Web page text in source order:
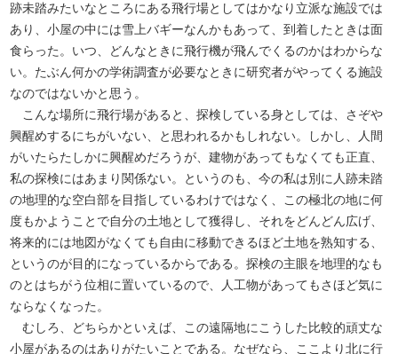
跡未踏みたいなところにある飛行場としてはかなり立派な施設では
あり、小屋の中には雪上バギーなんかもあって、到着したときは面
食らった。いつ、どんなときに飛行機が飛んでくるのかはわからな
い。たぶん何かの学術調査が必要なときに研究者がやってくる施設
なのではないかと思う。
こんな場所に飛行場があると、探検している身としては、さぞや
興醒めするにちがいない、と思われるかもしれない。しかし、人間
がいたらたしかに興醒めだろうが、建物があってもなくても正直、
私の探検にはあまり関係ない。というのも、今の私は別に人跡未踏
の地理的な空白部を目指しているわけではなく、この極北の地に何
度もかようことで自分の土地として獲得し、それをどんどん広げ、
将来的には地図がなくても自由に移動できるほど土地を熟知する、
というのが目的になっているからである。探検の主眼を地理的なも
のとはちがう位相に置いているので、人工物があってもさほど気に
ならなくなった。
むしろ、どちらかといえば、この遠隔地にこうした比較的頑丈な
小屋があるのはありがたいことである。なぜなら、ここより北に行